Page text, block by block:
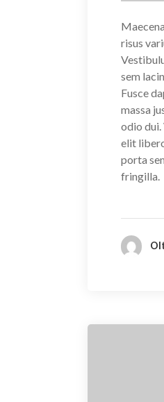
risus
sem
Fusce
massa
odio
elit
porta
fringilla.